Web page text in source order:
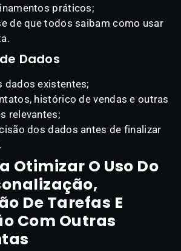
práticos;
de que todos saibam como usar
Dados
dados existentes;
histórico de vendas e outras
relevantes;
dos dados antes de finalizar
Otimizar O Uso Do
De Tarefas E
Com Outras